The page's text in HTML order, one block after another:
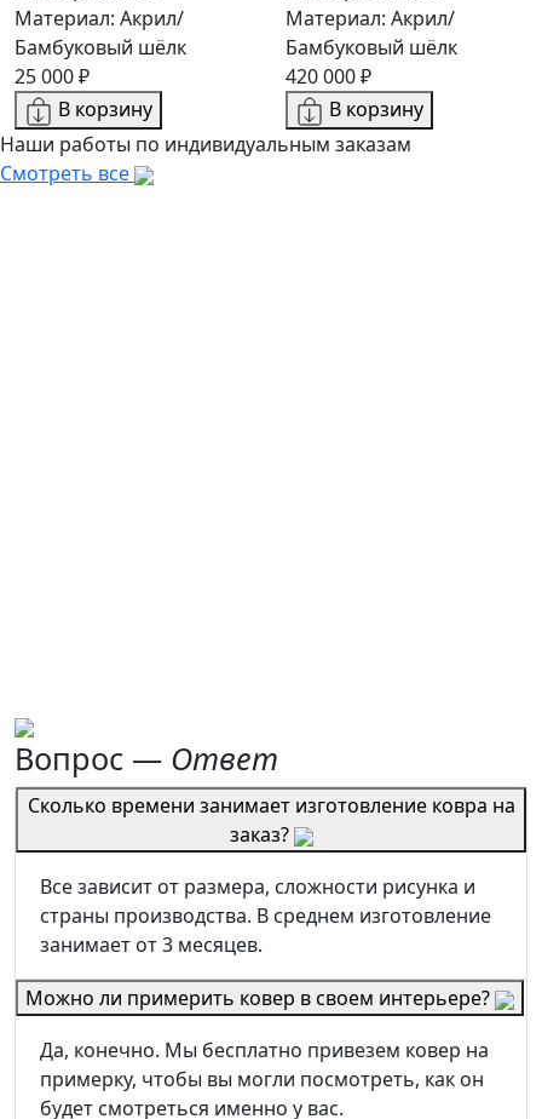
Материал: Акрил/
Бамбуковый шёлк
25 000 ₽
В корзину
Материал: Акрил/
Бамбуковый шёлк
420 000 ₽
В корзину
Наши работы по индивидуальным заказам
Смотреть все
Вопрос — Ответ
Сколько времени занимает изготовление ковра на
заказ?
Все зависит от размера, сложности рисунка и
страны производства. В среднем изготовление
занимает от 3 месяцев.
Можно ли примерить ковер в своем интерьере?
Да, конечно. Мы бесплатно привезем ковер на
примерку, чтобы вы могли посмотреть, как он
будет смотреться именно у вас.